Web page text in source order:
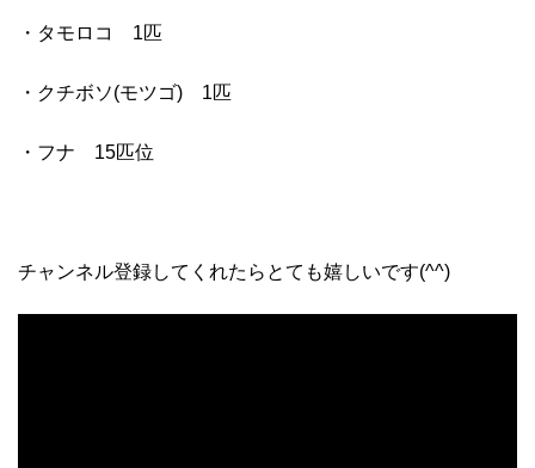
・タモロコ 1匹
・クチボソ(モツゴ) 1匹
・フナ 15匹位
チャンネル登録してくれたらとても嬉しいです(^^)